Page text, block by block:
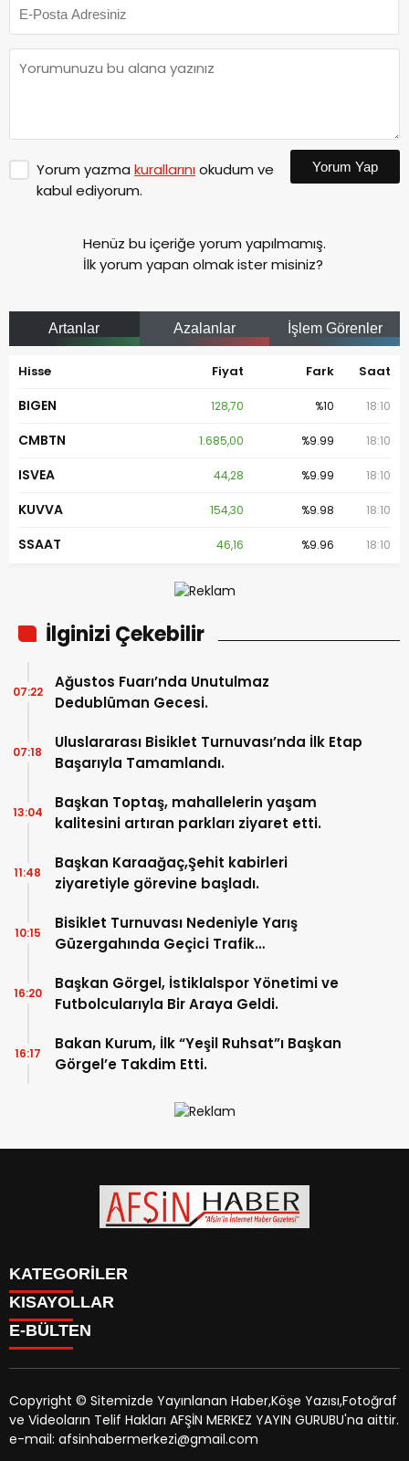
Yorum yazma kurallarınıokudum ve
kabul ediyorum.
Yorum Yap
Henüz bu içeriğe yorum yapılmamış.
İlk yorum yapan olmak ister misiniz?
Artanlar Azalanlar İşlem Görenler
Hisse Fiyat Fark Saat
BIGEN 128,70 %10 18:10
CMBTN 1.685,00 %9.99 18:10
ISVEA 44,28 %9.99 18:10
KUVVA 154,30 %9.98 18:10
SSAAT 46,16 %9.96 18:10
İlginizi Çekebilir
Ağustos Fuarı’nda Unutulmaz
Dedublüman Gecesi.
07:22
Uluslararası Bisiklet Turnuvası’nda İlk Etap
Başarıyla Tamamlandı.
07:18
Başkan Toptaş, mahallelerin yaşam
kalitesini artıran parkları ziyaret etti.
13:04
Başkan Karaağaç,Şehit kabirleri
ziyaretiyle görevine başladı.
11:48
Bisiklet Turnuvası Nedeniyle Yarış
Güzergahında Geçici Trafik
10:15
Başkan Görgel, İstiklalspor Yönetimi ve
Futbolcularıyla Bir Araya Geldi.
16:20
Bakan Kurum, İlk “Yeşil Ruhsat”ı Başkan
Görgel’e Takdim Etti.
16:17
KATEGORİLER
SİYASET
EĞİTİM
MAGAZİN
MANŞETLER
ÖZEL HABER
KISAYOLLAR
SİYASET
EĞİTİM
KÜLTÜR SANAT
MAGAZİN
MANŞETLER
E-BÜLTEN
afsinhaber.com e-bültenine abone olarak, tarafınıza haber,
duyuru ve kampanya içerikli e-postaların gönderilmesini
Copyright © Sitemizde Yayınlanan Haber,Köşe Yazısı,Fotoğraf
ve Videoların Telif Hakları AFŞİN MERKEZ YAYIN GURUBU'na aittir.
e-mail: afsinhabermerkezi@gmail.com